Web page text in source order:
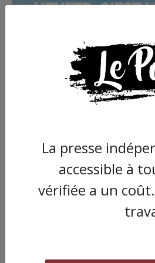
Commander le dernier
La presse
accessible à
vérifiée a un